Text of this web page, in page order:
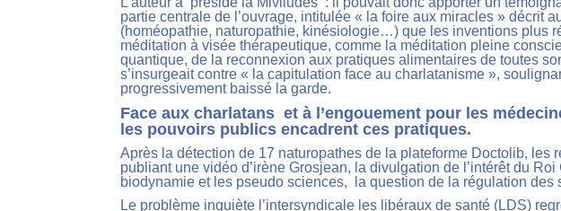
partie centrale de l’ouvrage, intitulée « la foire aux miracles » décrit
(homéopathie, naturopathie, kinésiologie…) que les inventions plus
méditation à visée thérapeutique, comme la méditation pleine
quantique, de la reconnexion aux pratiques alimentaires de toutes
s’insurgeait contre « la capitulation face au charlatanisme »,
progressivement baissé la garde.
Face aux charlatans et à l’engouement pour les
les pouvoirs publics encadrent ces pratiques.
Après la détection de 17 naturopathes de la plateforme Doctolib, les
publiant une vidéo d’irène Grosjean, la divulgation de l’intérêt du
biodynamie et les pseudo sciences, la question de la régulation des
Le problème inquiète l’intersyndicale les libéraux de santé (LDS)